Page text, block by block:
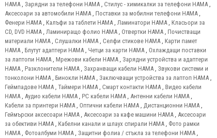
HAMA , Зарядни за телефони HAMA , Стилус - химикалки за телефони HAMA ,
Аксесоари за автомобили HAMA , Поставки за мобилни телефони HAMA ,
Фенери HAMA , Калъфи за таблети HAMA , Ламинатори HAMA , Класьори за
CD, DVD HAMA , Ламиниращо фолио HAMA , Отвертки HAMA , Почистващи
материали HAMA , Слушалки HAMA , Селфи стикове HAMA , Карти памет
HAMA , Блутут адаптери HAMA , Четци за карти HAMA , Охлаждащи поставки
за лаптопи HAMA , Мрежови кабели HAMA , Зарядни устройства и адаптери
HAMA , Разклонители HAMA , Захранващи кабели HAMA , Звукови системи и
тонколони HAMA , Бинокли HAMA , Заключващи устройства за лаптоп HAMA ,
Геймпадове HAMA , Таймери HAMA , Смарт контакти HAMA , Видео кабели
HAMA , Аудио кабели HAMA , PC кабели HAMA , Антенни кабели HAMA ,
Кабели за принтери HAMA , Оптични кабели HAMA , Дистанционни HAMA ,
Геймърски аксесоари HAMA , Аксесоари за кафе машини HAMA , Аксесоари
за обективи HAMA , Кабелни канали и шлаух спирали HAMA , Фото рамки
HAMA , Фотоалбуми HAMA , Защитни фолиа / стъкла за телефони HAMA ,